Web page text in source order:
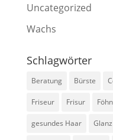
Uncategorized
Wachs
Schlagwörter
Beratung Bürste
Friseur Frisur
gesundes Haar Glanz